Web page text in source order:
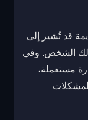
قد تُشير إلى
الشخص. وفي
مستعملة،